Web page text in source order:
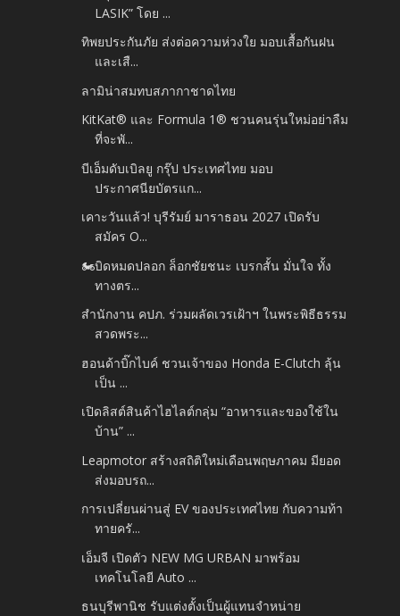
LASIK” โดย ...
ทิพยประกันภัย ส่งต่อความห่วงใย มอบเสื้อกันฝน
และเสื...
ลามิน่าสมทบสภากาชาดไทย
KitKat® และ Formula 1® ชวนคนรุ่นใหม่อย่าลืม
ที่จะพั...
บีเอ็มดับเบิลยู กรุ๊ป ประเทศไทย มอบ
ประกาศนียบัตรแก...
เคาะวันแล้ว! บุรีรัมย์ มาราธอน 2027 เปิดรับ
สมัคร O...
🏍️บิดหมดปลอก ล็อกชัยชนะ เบรกสั้น มั่นใจ ทั้ง
ทางตร...
สำนักงาน คปภ. ร่วมผลัดเวรเฝ้าฯ ในพระพิธีธรรม
สวดพระ...
ฮอนด้าบิ๊กไบค์ ชวนเจ้าของ Honda E-Clutch ลุ้น
เป็น ...
เปิดลิสต์สินค้าไฮไลต์กลุ่ม “อาหารและของใช้ใน
บ้าน” ...
Leapmotor สร้างสถิติใหม่เดือนพฤษภาคม มียอด
ส่งมอบรถ...
การเปลี่ยนผ่านสู่ EV ของประเทศไทย กับความท้า
ทายครั...
เอ็มจี เปิดตัว NEW MG URBAN มาพร้อม
เทคโนโลยี Auto ...
ธนบุรีพานิช รับแต่งตั้งเป็นผู้แทนจำหน่าย